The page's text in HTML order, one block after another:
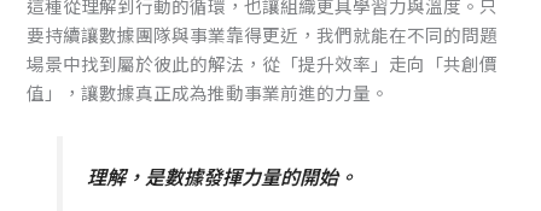
這種從理解到行動的循環，也讓組織更具學習力與溫度。只
要持續讓數據團隊與事業靠得更近，我們就能在不同的問題
場景中找到屬於彼此的解法，從「提升效率」走向「共創價
值」，讓數據真正成為推動事業前進的力量。
理解，是數據發揮力量的開始。